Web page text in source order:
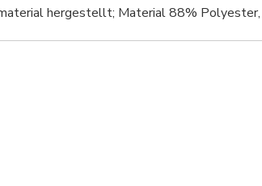
hergestellt; Material 88%